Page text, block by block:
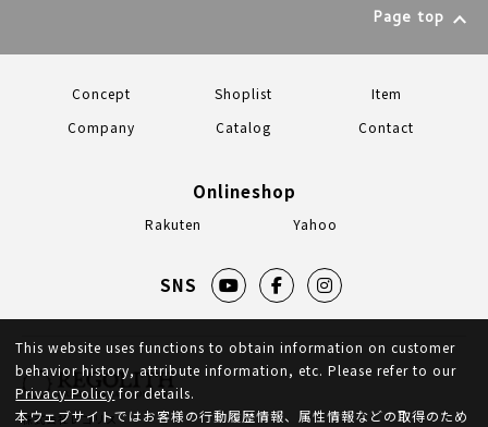
Page top
Concept Shoplist
Item
Company
Catalog Contact
Onlineshop
Rakuten Yahoo
SNS
株式会社レゴリス
This website uses functions to obtain information on customer
behavior history, attribute information, etc. Please refer to our
Privacy Policy for details.
本ウェブサイトではお客様の行動履歴情報、属性情報などの取得のため